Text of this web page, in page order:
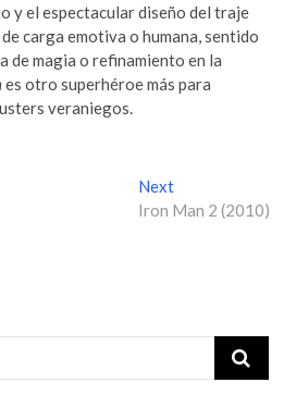
y el espectacular diseño del traje
carga emotiva o humana, sentido
de magia o refinamiento en la
es otro superhéroe más para
veraniegos.
NextN
e
:
Iron Man 2 (2010)